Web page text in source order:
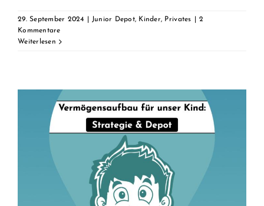
29. September 2024 Junior Depot, Kinder, Privates
2
Kommentare
Weiterlesen